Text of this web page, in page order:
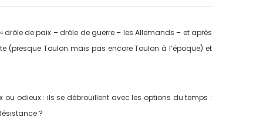
drôle de paix – drôle de guerre ­– les Allemands – et après
(presque Toulon mais pas encore Toulon à l’époque) et
odieux : ils se débrouillent avec les options du temps :
?